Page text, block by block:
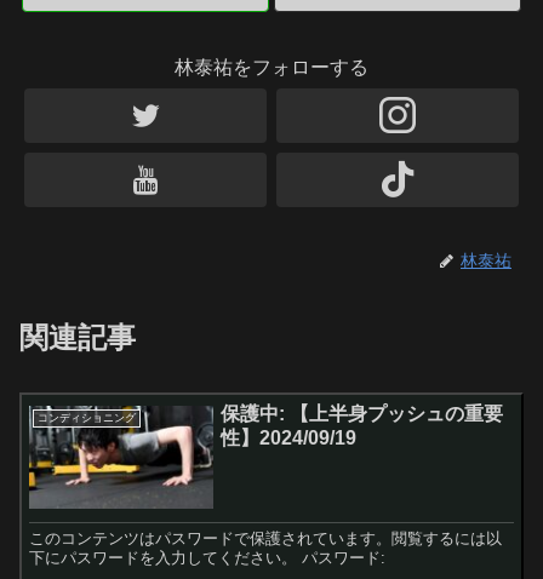
林泰祐をフォローする
林泰祐
関連記事
コンディショニング
保護中: 【上半身プッシュの重要
性】2024/09/19
このコンテンツはパスワードで保護されています。閲覧するには以
下にパスワードを入力してください。 パスワード: